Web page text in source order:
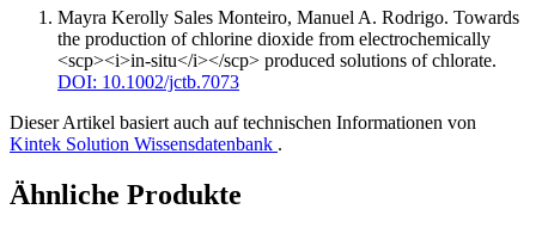
Mayra Kerolly Sales Monteiro, Manuel A. Rodrigo. Towards
the production of chlorine dioxide from electrochemically
<scp><i>in‐situ</i></scp> produced solutions of chlorate.
DOI: 10.1002/jctb.7073
Dieser Artikel basiert auch auf technischen Informationen von
Kintek Solution Wissensdatenbank .
Ähnliche Produkte